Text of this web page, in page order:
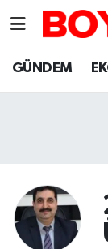
GÜNDEM
Sinop
Sinop
Süper